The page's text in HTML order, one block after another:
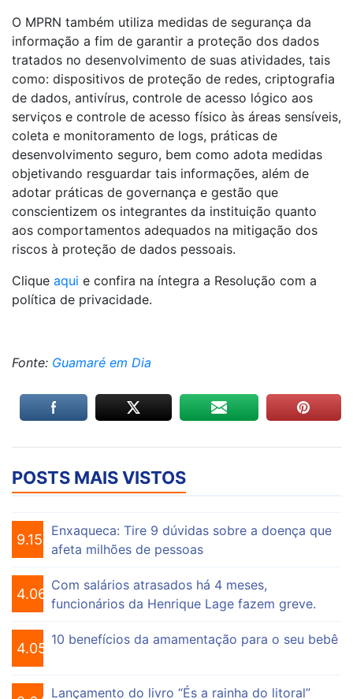
O MPRN também utiliza medidas de segurança da
informação a fim de garantir a proteção dos dados
tratados no desenvolvimento de suas atividades, tais
como: dispositivos de proteção de redes, criptografia
de dados, antivírus, controle de acesso lógico aos
serviços e controle de acesso físico às áreas sensíveis,
coleta e monitoramento de logs, práticas de
desenvolvimento seguro, bem como adota medidas
objetivando resguardar tais informações, além de
adotar práticas de governança e gestão que
conscientizem os integrantes da instituição quanto
aos comportamentos adequados na mitigação dos
riscos à proteção de dados pessoais.
Clique aqui e confira na íntegra a Resolução com a
política de privacidade.
Fonte: Guamaré em Dia
POSTS MAIS VISTOS
9.151
Enxaqueca: Tire 9 dúvidas sobre a doença que
afeta milhões de pessoas
4.069
Com salários atrasados há 4 meses,
funcionários da Henrique Lage fazem greve.
4.053
10 benefícios da amamentação para o seu bebê
Lançamento do livro “És a rainha do litoral”